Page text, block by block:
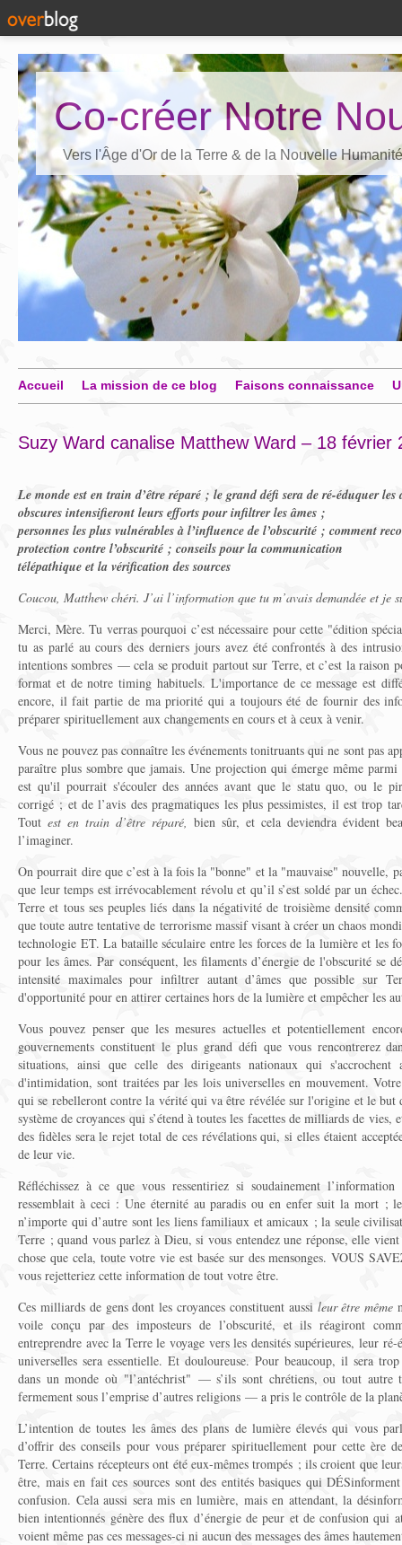
Co-créer Notre
Vers l'Âge d'Or de la Terre & de la Nouvelle Humanité
Accueil La mission de ce blog Faisons connaissance
Suzy Ward canalise Matthew Ward – 18 février
Le monde est en train d’être réparé ; le grand défi sera de ré-éduquer les
obscures intensifieront leurs efforts pour infiltrer les âmes ;
personnes les plus vulnérables à l’influence de l’obscurité ; comment
protection contre l’obscurité ; conseils pour la communication
télépathique et la vérification des sources
Coucou, Matthew chéri. J’ai l’information que tu m’avais demandée et je
Merci, Mère. Tu verras pourquoi c’est nécessaire pour cette "édition
tu as parlé au cours des derniers jours avez été confrontés à des
intentions sombres — cela se produit partout sur Terre, et c’est la raison
format et de notre timing habituels. L'importance de ce message est
encore, il fait partie de ma priorité qui a toujours été de fournir des
préparer spirituellement aux changements en cours et à ceux à venir.
Vous ne pouvez pas connaître les événements tonitruants qui ne sont pas
paraître plus sombre que jamais. Une projection qui émerge même
est qu'il pourrait s'écouler des années avant que le statu quo, ou le
corrigé ; et de l’avis des pragmatiques les plus pessimistes, il est trop
Tout est en train d’être réparé, bien sûr, et cela deviendra évident
l’imaginer.
On pourrait dire que c’est à la fois la "bonne" et la "mauvaise" nouvelle,
que leur temps est irrévocablement révolu et qu’il s’est soldé par un
Terre et tous ses peuples liés dans la négativité de troisième densité
que toute autre tentative de terrorisme massif visant à créer un chaos
technologie ET. La bataille séculaire entre les forces de la lumière et les
pour les âmes. Par conséquent, les filaments d’énergie de l'obscurité se
intensité maximales pour infiltrer autant d’âmes que possible sur
d'opportunité pour en attirer certaines hors de la lumière et empêcher les
Vous pouvez penser que les mesures actuelles et potentiellement
gouvernements constituent le plus grand défi que vous rencontrerez
situations, ainsi que celle des dirigeants nationaux qui
d'intimidation, sont traitées par les lois universelles en mouvement.
qui se rebelleront contre la vérité qui va être révélée sur l'origine et le
système de croyances qui s’étend à toutes les facettes de milliards de
des fidèles sera le rejet total de ces révélations qui, si elles étaient
de leur vie.
Réfléchissez à ce que vous ressentiriez si soudainement
ressemblait à ceci : Une éternité au paradis ou en enfer suit la mort ;
n’importe qui d’autre sont les liens familiaux et amicaux ; la seule
Terre ; quand vous parlez à Dieu, si vous entendez une réponse, elle
chose que cela, toute votre vie est basée sur des mensonges. VOUS
vous rejetteriez cette information de tout votre être.
Ces milliards de gens dont les croyances constituent aussi leur être même
voile conçu par des imposteurs de l’obscurité, et ils réagiront
entreprendre avec la Terre le voyage vers les densités supérieures, leur
universelles sera essentielle. Et douloureuse. Pour beaucoup, il sera
dans un monde où "l’antéchrist" — s’ils sont chrétiens, ou tout autre
fermement sous l’emprise d’autres religions — a pris le contrôle de la
L’intention de toutes les âmes des plans de lumière élevés qui vous
d’offrir des conseils pour vous préparer spirituellement pour cette ère
Terre. Certains récepteurs ont été eux-mêmes trompés ; ils croient que
être, mais en fait ces sources sont des entités basiques qui
confusion. Cela aussi sera mis en lumière, mais en attendant, la
bien intentionnés génère des flux d’énergie de peur et de confusion qui
voient même pas ces messages-ci ni aucun des messages des âmes